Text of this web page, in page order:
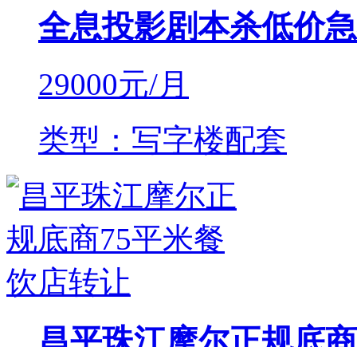
全息投影剧本杀低价
29000元/月
类型：写字楼配套